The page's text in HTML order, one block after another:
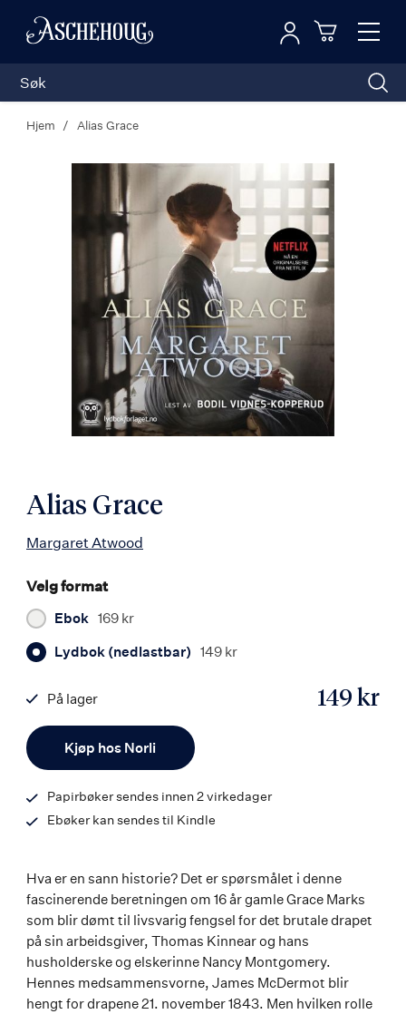
Toggle
Logg inn
Hjem Alias Grace
Alias Grace
Margaret Atwood
Velg format
Ebok 169 kr
Lydbok (nedlastbar) 149 kr
Kjøp hos Norli
149 kr
På lager
9788242167880
Papirbøker sendes innen 2 virkedager
Ebøker kan sendes til Kindle
Hva er en sann historie? Det er spørsmålet i denne
fascinerende beretningen om 16 år gamle Grace Marks
som blir dømt til livsvarig fengsel for det brutale drapet
på sin arbeidsgiver, Thomas Kinnear og hans
husholderske og elskerinne Nancy Montgomery.
Hennes medsammensvorne, James McDermot blir
hengt for drapene 21. november 1843. Men hvilken rolle